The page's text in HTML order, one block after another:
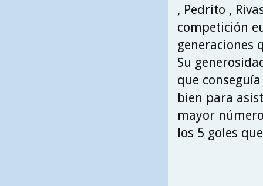
, Pedrito ,
competición
generaciones
Su
que
bien para
mayor
los 5 goles